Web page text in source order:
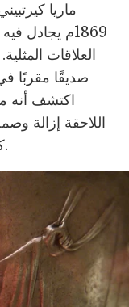
1869م يجادل
العلاقات
صديقًا مقربًا
اكتشف أنه
اللاحقة إزالة
كانت تُعرّف بانتظام على أنها انحرافات.